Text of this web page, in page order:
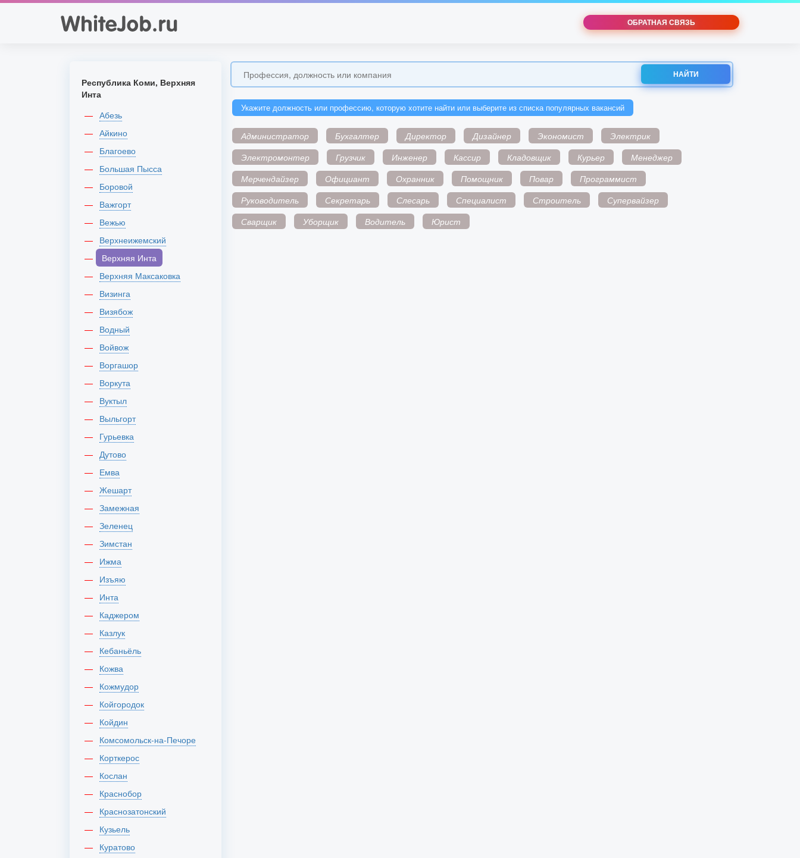
ОБРАТНАЯ СВЯЗЬ
НАЙТИ
Укажите должность или профессию, которую хотите найти или выберите из списка популярных вакансий
Администратор Бухгалтер Директор Дизайнер Экономист
Электрик
Электромонтер
Грузчик Инженер Кассир Кладовщик Курьер
Менеджер
Мерчендайзер
Официант Охранник Помощник Повар
Программист
Руководитель
Секретарь Слесарь Специалист Строитель
Супервайзер
Сварщик
Уборщик Водитель Юрист
Республика Коми, Верхняя
Инта
Абезь
Айкино
Благоево
Большая Пысса
Боровой
Важгорт
Вежью
Верхнеижемский
Верхняя Инта
Верхняя Максаковка
Визинга
Визябож
Водный
Войвож
Воргашор
Воркута
Вуктыл
Выльгорт
Гурьевка
Дутово
Емва
Жешарт
Замежная
Зеленец
Зимстан
Ижма
Изъяю
Инта
Каджером
Казлук
Кебаньёль
Кожва
Кожмудор
Койгородок
Койдин
Комсомольск-на-Печоре
Корткерос
Кослан
Краснобор
Краснозатонский
Кузьель
Куратово